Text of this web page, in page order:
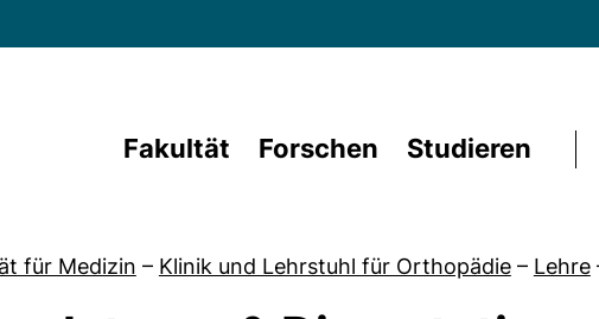
Fakultät Forschen Studieren
für Medizin – Klinik und Lehrstuhl für Orthopädie – Lehre